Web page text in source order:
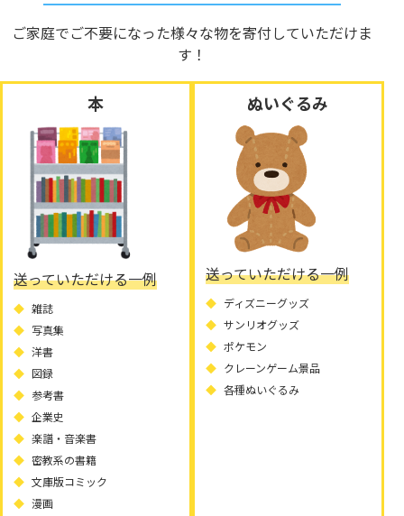
ご家庭でご不要になった様々な物を寄付していただけま
す！
本
送っていただける一例
雑誌
写真集
洋書
図録
参考書
企業史
楽譜・音楽書
密教系の書籍
文庫版コミック
漫画
ぬいぐるみ
送っていただける一例
ディズニーグッズ
サンリオグッズ
ポケモン
クレーンゲーム景品
各種ぬいぐるみ